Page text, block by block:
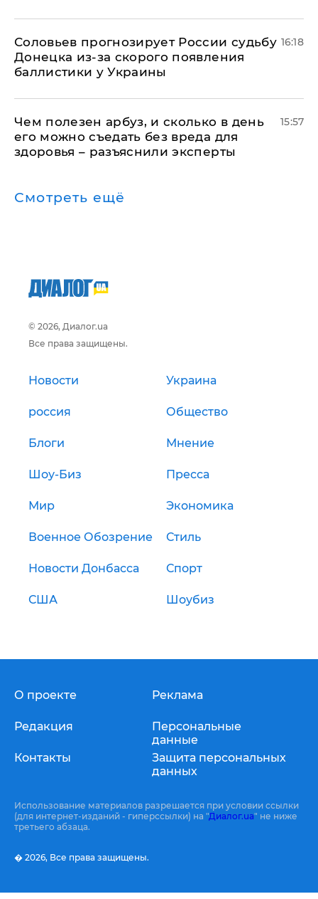
Соловьев прогнозирует России судьбу
Донецка из-за скорого появления
баллистики у Украины
16:18
Чем полезен арбуз, и сколько в день
его можно съедать без вреда для
здоровья – разъяснили эксперты
15:57
Смотреть ещё
© 2026, Диалог.ua
Все права защищены.
Новости Украина
россия Общество
Блоги Мнение
Шоу-Биз Пресса
Мир Экономика
Военное Обозрение Стиль
Новости Донбасса Спорт
США Шоубиз
О проекте
Редакция
Контакты
Реклама
Персональные
данные
Защита персональных
данных
Использование материалов разрешается при условии ссылки
(для интернет-изданий - гиперссылки) на "Диалог.ua" не ниже
третьего абзаца.
� 2026, Все права защищены.